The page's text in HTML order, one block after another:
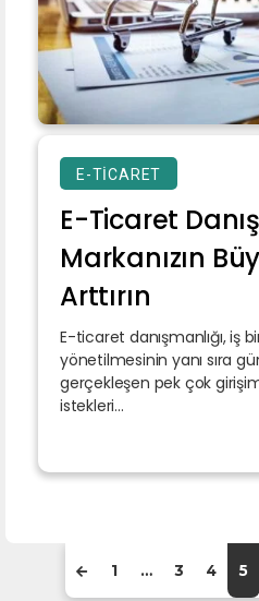
E-TICARET
E-Ticaret
Markanızın
Arttırın
E-ticaret danışmanlığı, iş
yönetilmesinin yanı sıra
gerçekleşen pek çok
istekleri...
1 … 3 4 5